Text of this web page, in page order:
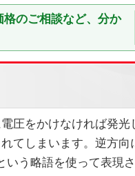
のご相談など、分か
圧をかけなければ発
てしまいます。逆方
う略語を使って表現さ